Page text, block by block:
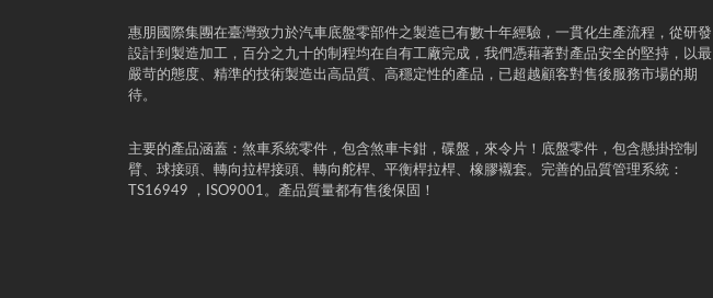
惠朋國際集團在臺灣致力於汽車底盤零部件之製造已有數十年經驗，一貫化生產流程，從研發
設計到製造加工，百分之九十的制程均在自有工廠完成，我們憑藉著對產品安全的堅持，以最
嚴苛的態度、精準的技術製造出高品質、高穩定性的產品，已超越顧客對售後服務市場的期
待。
主要的產品涵蓋：煞車系統零件，包含煞車卡鉗，碟盤，來令片！底盤零件，包含懸掛控制
臂、球接頭、轉向拉桿接頭、轉向舵桿、平衡桿拉桿、橡膠襯套。完善的品質管理系統：
TS16949 ，ISO9001。產品質量都有售後保固！